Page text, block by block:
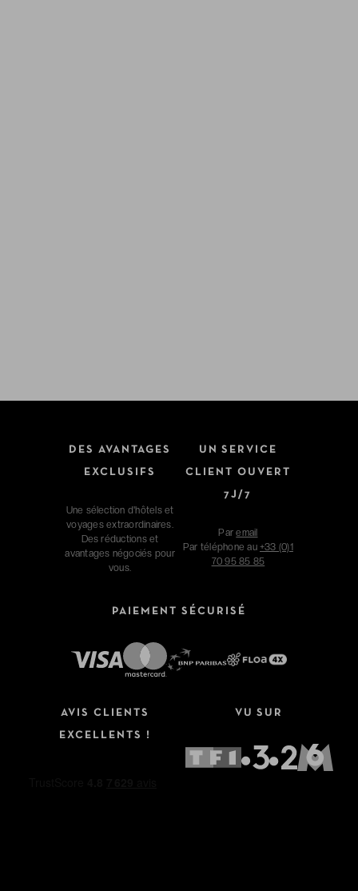
DES AVANTAGES
EXCLUSIFS
Une sélection d'hôtels et
voyages extraordinaires.
Des réductions et
avantages négociés pour
vous.
UN SERVICE
CLIENT OUVERT
7J/7
Paremail
Par téléphone au +33 (0)1
70 95 85 85
PAIEMENT SÉCURISÉ
AVIS CLIENTS
EXCELLENTS !
VU SUR